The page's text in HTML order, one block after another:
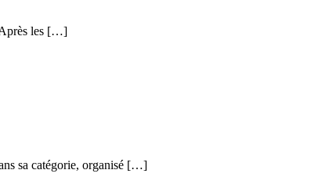
Après les […]
sa catégorie, organisé […]